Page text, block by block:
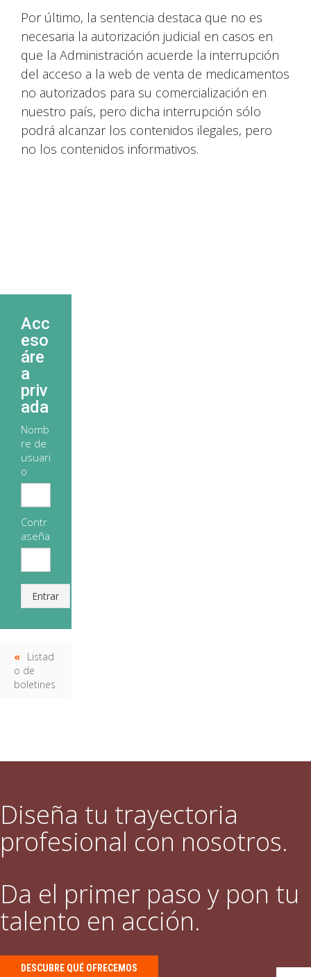
Por último, la sentencia destaca que no es
necesaria la autorización judicial en casos en
que la Administración acuerde la interrupción
del acceso a la web de venta de medicamentos
no autorizados para su comercialización en
nuestro país, pero dicha interrupción sólo
podrá alcanzar los contenidos ilegales, pero
no los contenidos informativos.
Acc
eso
áre
a
priv
ada
Nomb
re de
usuari
o
Contr
aseña
Entrar
Listad
o de
boletines
Diseña tu trayectoria
profesional con nosotros.
Da el primer paso y pon tu
talento en acción.
DESCUBRE QUÉ OFRECEMOS